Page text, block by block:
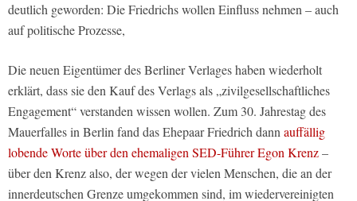
deutlich geworden: Die Friedrichs wollen Einfluss nehmen – auch
auf politische Prozesse,
Die neuen Eigentümer des Berliner Verlages haben wiederholt
erklärt, dass sie den Kauf des Verlags als „zivilgesellschaftliches
Engagement“ verstanden wissen wollen. Zum 30. Jahrestag des
Mauerfalles in Berlin fand das Ehepaar Friedrich dannauffällig
lobende Worte über den ehemaligen SED-Führer Egon Krenz–
über den Krenz also, der wegen der vielen Menschen, die an der
innerdeutschen Grenze umgekommen sind, im wiedervereinigten